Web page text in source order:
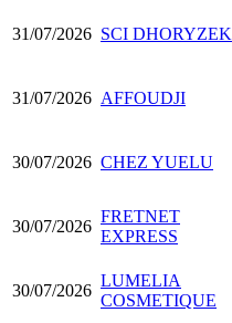
31/07/2026 SCI DHORYZEK
31/07/2026 AFFOUDJI
30/07/2026 CHEZ YUELU
30/07/2026
FRETNET
EXPRESS
30/07/2026
LUMELIA
COSMETIQUE